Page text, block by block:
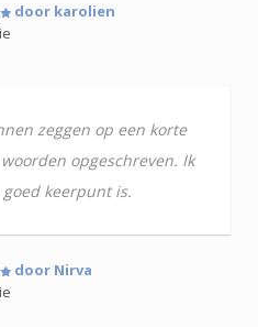
door karolien
zeggen op een korte
opgeschreven. Ik
keerpunt is.
door Nirva